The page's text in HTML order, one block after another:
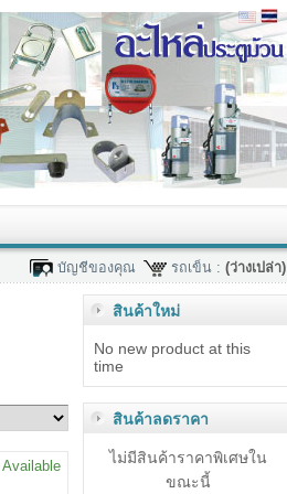
รถเข็น : (ว่างเปล่า)
บัญชีของคุณ
Available
สินค้าใหม่
No new product at this
time
สินค้าลดราคา
ไม่มีสินค้าราคาพิเศษใน
ขณะนี้